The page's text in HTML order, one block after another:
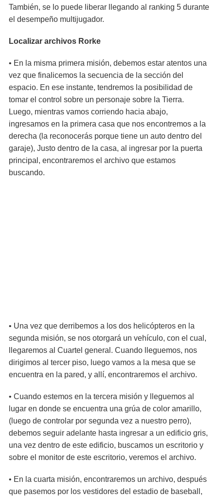
También, se lo puede liberar llegando al ranking 5 durante
el desempeño multijugador.
Localizar archivos Rorke
• En la misma primera misión, debemos estar atentos una
vez que finalicemos la secuencia de la sección del
espacio. En ese instante, tendremos la posibilidad de
tomar el control sobre un personaje sobre la Tierra.
Luego, mientras vamos corriendo hacia abajo,
ingresamos en la primera casa que nos encontremos a la
derecha (la reconocerás porque tiene un auto dentro del
garaje), Justo dentro de la casa, al ingresar por la puerta
principal, encontraremos el archivo que estamos
buscando.
• Una vez que derribemos a los dos helicópteros en la
segunda misión, se nos otorgará un vehículo, con el cual,
llegaremos al Cuartel general. Cuando lleguemos, nos
dirigimos al tercer piso, luego vamos a la mesa que se
encuentra en la pared, y allí, encontraremos el archivo.
• Cuando estemos en la tercera misión y lleguemos al
lugar en donde se encuentra una grúa de color amarillo,
(luego de controlar por segunda vez a nuestro perro),
debemos seguir adelante hasta ingresar a un edificio gris,
una vez dentro de este edificio, buscamos un escritorio y
sobre el monitor de este escritorio, veremos el archivo.
• En la cuarta misión, encontraremos un archivo, después
que pasemos por los vestidores del estadio de baseball,